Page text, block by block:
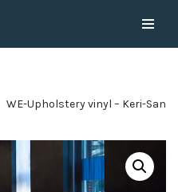
WE-Upholstery vinyl – Keri-